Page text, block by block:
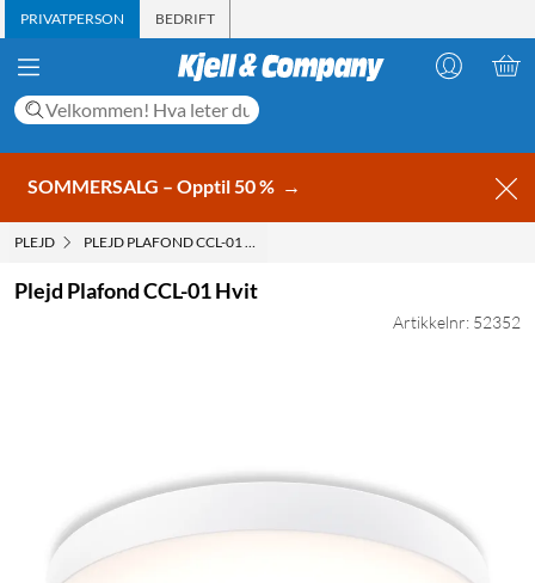
PRIVATPERSON BEDRIFT
SOMMERSALG – Opptil 50 % →
PLEJD PLEJD PLAFOND CCL-01 HVIT
Plejd Plafond CCL-01 Hvit
Artikkelnr: 52352